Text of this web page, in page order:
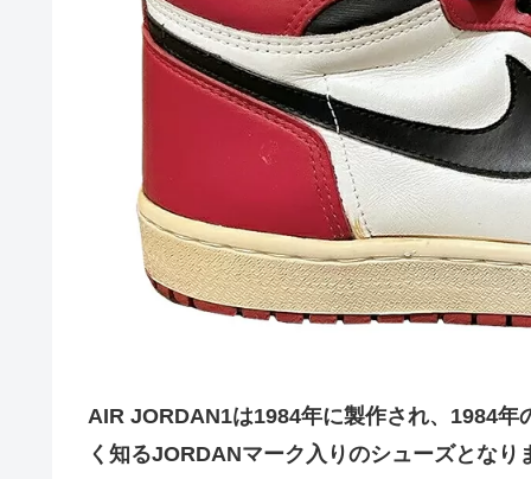
AIR JORDAN1は1984年に製作され、1984
く知るJORDANマーク入りのシューズとなり